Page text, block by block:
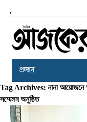
,
প্রচ্ছদ
Tag Archives: নানা আয়োজনে
সম্মেলন অনুষ্ঠিত